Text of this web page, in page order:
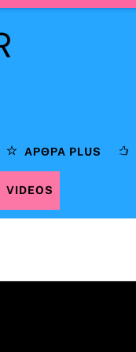
ΆΡΘΡΑ PLUS
VIDEOS